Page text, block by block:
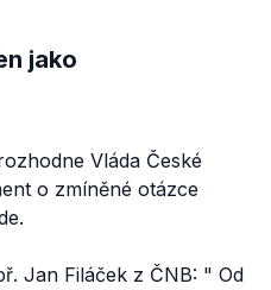
jako
Vláda České
o zmíněné otázce
Jan Filáček z ČNB: " Od